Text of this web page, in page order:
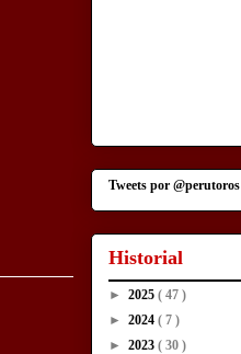
Tweets por @perutoros
Historial
► 2025 ( 47 )
► 2024 ( 7 )
► 2023 ( 30 )